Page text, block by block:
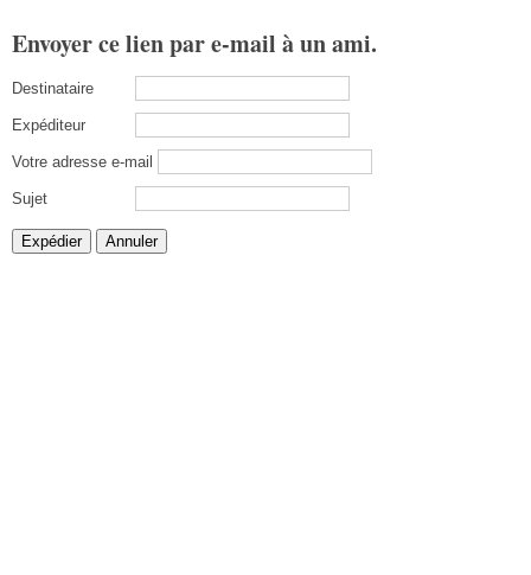
Envoyer ce lien par e-mail à un ami.
Destinataire
Expéditeur
Votre adresse e-mail
Sujet
Expédier Annuler